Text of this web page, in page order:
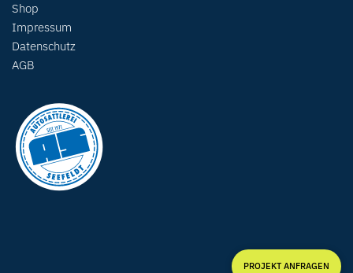
Shop
Impressum
Datenschutz
AGB
PROJEKT ANFRAGEN